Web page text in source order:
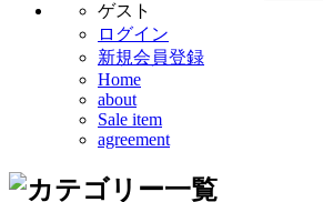
ゲスト
ログイン
新規会員登録
Home
about
Sale item
agreement